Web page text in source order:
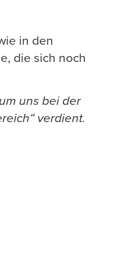
in den
die sich noch
uns bei der
verdient.